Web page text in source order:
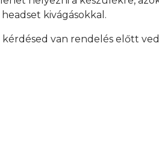
kivágásokkal.
van rendelés előtt